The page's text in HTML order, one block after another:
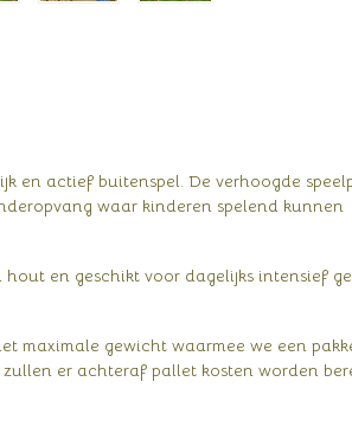
en actief buitenspel. De verhoogde
waar kinderen spelend kunnen
en geschikt voor dagelijks intensief
maximale gewicht waarmee we een
er achteraf pallet kosten worden